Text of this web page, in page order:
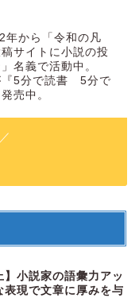
年から「令和の凡
サイトに小説の投
名義で活動中。
『5分で読書 5分で
売中。
】小説家の語彙力アッ
表現で文章に厚みを与